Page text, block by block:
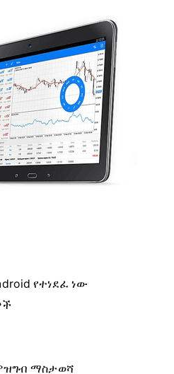
የተነደፈ ነው
ማስታወሻ